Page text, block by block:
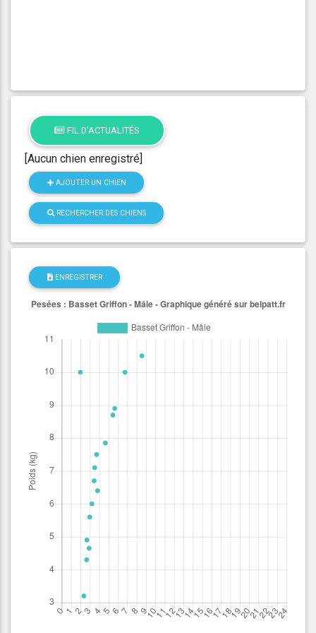
FIL D'ACTUALITÉS
[Aucun chien enregistré]
AJOUTER UN CHIEN
RECHERCHER DES CHIENS
ENREGISTRER